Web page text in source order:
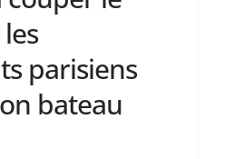
parisiens
bateau